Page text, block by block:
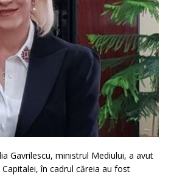
Gavrilescu, ministrul Mediului, a avut
în cadrul căreia au fost